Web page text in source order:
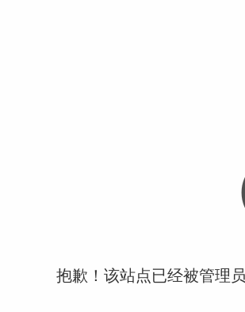
抱歉！该站点已经被管理